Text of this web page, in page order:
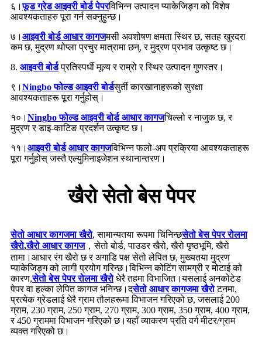
६।फूड ग्रेड आइवरी बोर्ड पेपरविभिन्न उत्पादन प्याकेजिङ्ग को विशेष
आवश्यकताहरु पूरा गर्न सक्नुहुन्छ।
७। आइवरी बोर्ड आधार कागजमसी अवशोषण क्षमता स्थिर छ, सतह खुरदरा
कम छ, मुद्रण थोप्ला प्रचुर मात्रामा छन्, र मुद्रण प्रभाव उत्कृष्ट छ।
8. आइवरी बोर्ड प्रतिस्पर्धी मूल्य र राम्रो र स्थिर उत्पादन गुणस्तर।
९। Ningbo फोल्ड आइवरी बोर्डसुर्ती कारखानाहरूको सुरक्षा
आवश्यकताहरू पूरा गर्नुहोस्।
१०। Ningbo फोल्ड आइवरी बोर्ड आधार कागजचिल्लो र नाजुक छ, र
मुद्रण र डाइ-काटिङ प्रदर्शन उत्कृष्ट छ।
११। आइवरी बोर्ड आधार कागजविभिन्न फलो-अप प्रक्रिया आवश्यकताहरू
पूरा गर्नुहोस् जस्तै एल्युमिनाइजेशन स्थानान्तरण।
खैरो सेतो बेस पेपर
सेतो आधार कागजमा खैरो, सामान्यतया रूपमा चिनिन्छसेतो बेस पेपर रोलमा
खैरो,खैरो आधार कागज，सेतो बोर्ड, पाउडर खैरो, खैरो पृष्ठभूमि, खैरो
तामा।आधार रंग खैरो छ र अगाडि पक्ष सेतो लेपित छ, मुख्यतया मुद्रण
प्याकेजिङ्ग को लागी प्रयोग गरिन्छ।विभिन्न कोटिंग सामग्री र मोटाई को
कारण,सेतो बेस पेपर रोलमा खैरो धेरै तहमा विभाजित।यसलाई अनकोटेड
पेपर वा हल्का लेपित कागज भनिन्छ।दसेतो आधार कागजमा खैरो टनमा,
प्रत्येक ग्रेडलाई धेरै ग्राम तौलहरूमा विभाजन गरिएको छ, जसलाई 200
ग्राम, 230 ग्राम, 250 ग्राम, 270 ग्राम, 300 ग्राम, 350 ग्राम, 400 ग्राम,
र 450 ग्राममा विभाजन गरिएको छ।यहाँ व्याकरण प्रति वर्ग मीटर/ग्राम
व्यक्त गरिएको छ।